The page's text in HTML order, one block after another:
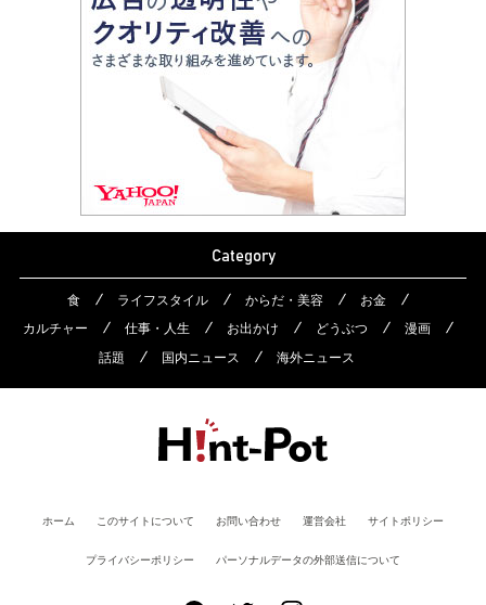
Category
食 ライフスタイル からだ・美容
お金
カルチャー
仕事・人生 お出かけ どうぶつ
漫画
話題
国内ニュース 海外ニュース
ホーム このサイトについて お問い合わせ 運営会社 サイトポリシー
プライバシーポリシー パーソナルデータの外部送信について